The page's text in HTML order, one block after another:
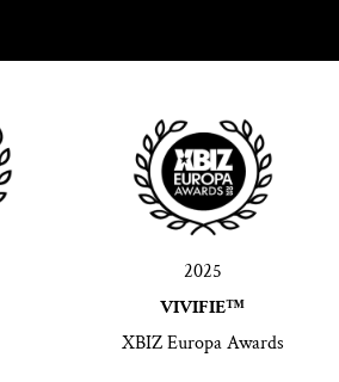
2025
VIVIFIE™
XBIZ Europa Awards